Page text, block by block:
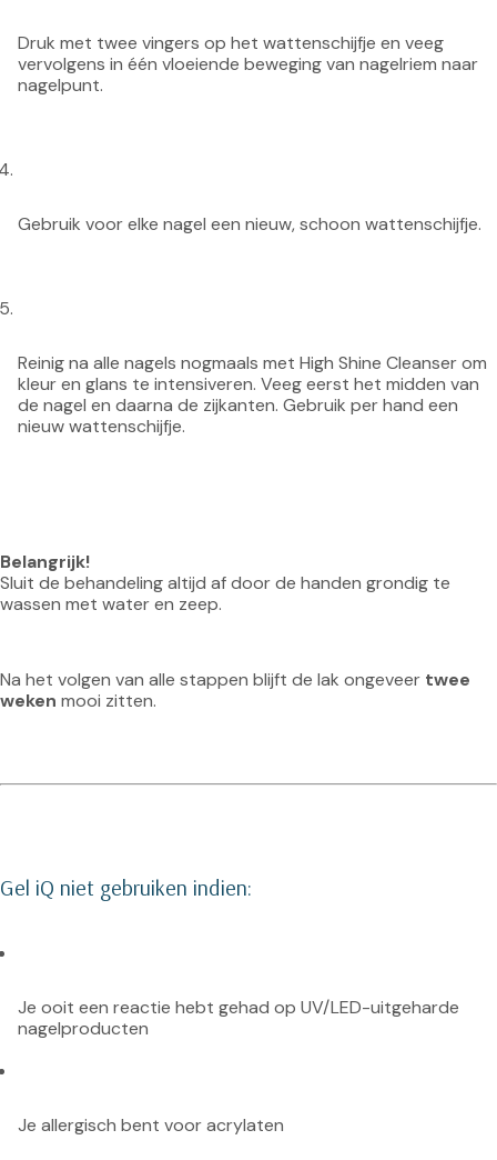
Druk met twee vingers op het wattenschijfje en veeg
vervolgens in één vloeiende beweging van nagelriem naar
nagelpunt.
Gebruik voor elke nagel een nieuw, schoon wattenschijfje.
Reinig na alle nagels nogmaals met High Shine Cleanser om
kleur en glans te intensiveren. Veeg eerst het midden van
de nagel en daarna de zijkanten. Gebruik per hand een
nieuw wattenschijfje.
Belangrijk!
Sluit de behandeling altijd af door de handen grondig te
wassen met water en zeep.
Na het volgen van alle stappen blijft de lak ongeveer twee
weken mooi zitten.
Gel iQ niet gebruiken indien:
Je ooit een reactie hebt gehad op UV/LED-uitgeharde
nagelproducten
Je allergisch bent voor acrylaten